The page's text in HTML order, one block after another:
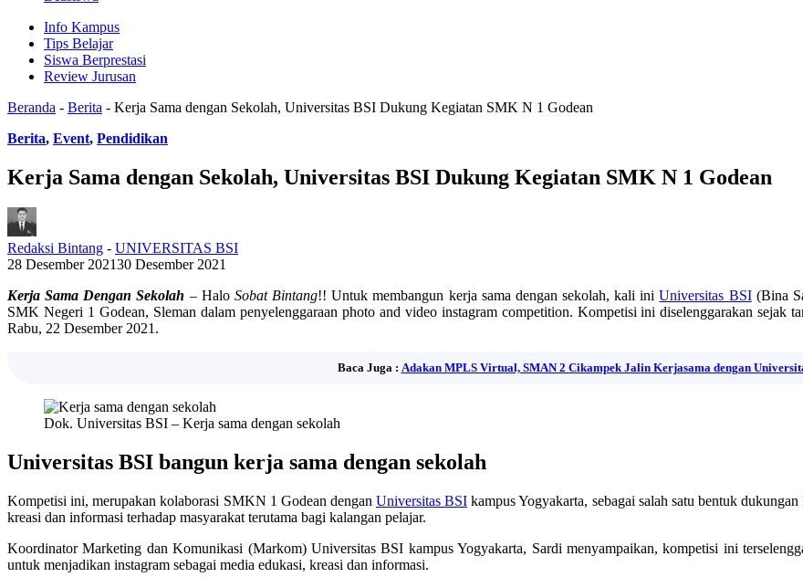
Info Kampus
Tips Belajar
Siswa Berprestasi
Review Jurusan
Beranda - Berita - Kerja Sama dengan Sekolah, Universitas BSI Dukung Kegiatan SMK N 1 Godean
Berita, Event, Pendidikan
Kerja Sama dengan Sekolah, Universitas BSI Dukung Kegiatan SMK N 1 Godean
Redaksi Bintang - UNIVERSITAS BSI
28 Desember 202130 Desember 2021
Kerja Sama Dengan Sekolah – Halo Sobat Bintang!! Untuk membangun kerja sama dengan sekolah, kali iniUniversitas BSI(Bina
SMK Negeri 1 Godean, Sleman dalam penyelenggaraan photo and video instagram competition. Kompetisi ini diselenggarakan sejak
Rabu, 22 Desember 2021.
Baca Juga : Adakan MPLS Virtual, SMAN 2 Cikampek Jalin Kerjasama dengan
Dok. Universitas BSI – Kerja sama dengan sekolah
Universitas BSI bangun kerja sama dengan sekolah
Kompetisi ini, merupakan kolaborasi SMKN 1 Godean dengan Universitas BSI kampus Yogyakarta, sebagai salah satu bentuk
kreasi dan informasi terhadap masyarakat terutama bagi kalangan pelajar.
Koordinator Marketing dan Komunikasi (Markom) Universitas BSI kampus Yogyakarta, Sardi menyampaikan, kompetisi ini
untuk menjadikan instagram sebagai media edukasi, kreasi dan informasi.